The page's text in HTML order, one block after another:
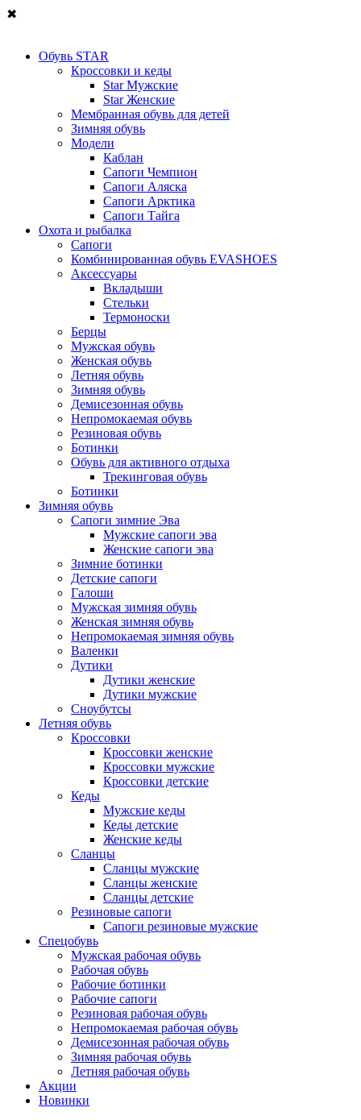
✖
Обувь STAR
Кроссовки и кеды
Star Мужские
Star Женские
Мембранная обувь для детей
Зимняя обувь
Модели
Каблан
Сапоги Чемпион
Сапоги Аляска
Сапоги Арктика
Сапоги Тайга
Охота и рыбалка
Сапоги
Комбинированная обувь EVASHOES
Аксессуары
Вкладыши
Стельки
Термоноски
Берцы
Мужская обувь
Женская обувь
Летняя обувь
Зимняя обувь
Демисезонная обувь
Непромокаемая обувь
Резиновая обувь
Ботинки
Обувь для активного отдыха
Трекинговая обувь
Ботинки
Зимняя обувь
Сапоги зимние Эва
Мужские сапоги эва
Женские сапоги эва
Зимние ботинки
Детские сапоги
Галоши
Мужская зимняя обувь
Женская зимняя обувь
Непромокаемая зимняя обувь
Валенки
Дутики
Дутики женские
Дутики мужские
Сноубутсы
Летняя обувь
Кроссовки
Кроссовки женские
Кроссовки мужские
Кроссовки детские
Кеды
Мужские кеды
Кеды детские
Женские кеды
Сланцы
Сланцы мужские
Сланцы женские
Сланцы детские
Резиновые сапоги
Сапоги резиновые мужские
Спецобувь
Мужская рабочая обувь
Рабочая обувь
Рабочие ботинки
Рабочие сапоги
Резиновая рабочая обувь
Непромокаемая рабочая обувь
Демисезонная рабочая обувь
Зимняя рабочая обувь
Летняя рабочая обувь
Акции
Новинки